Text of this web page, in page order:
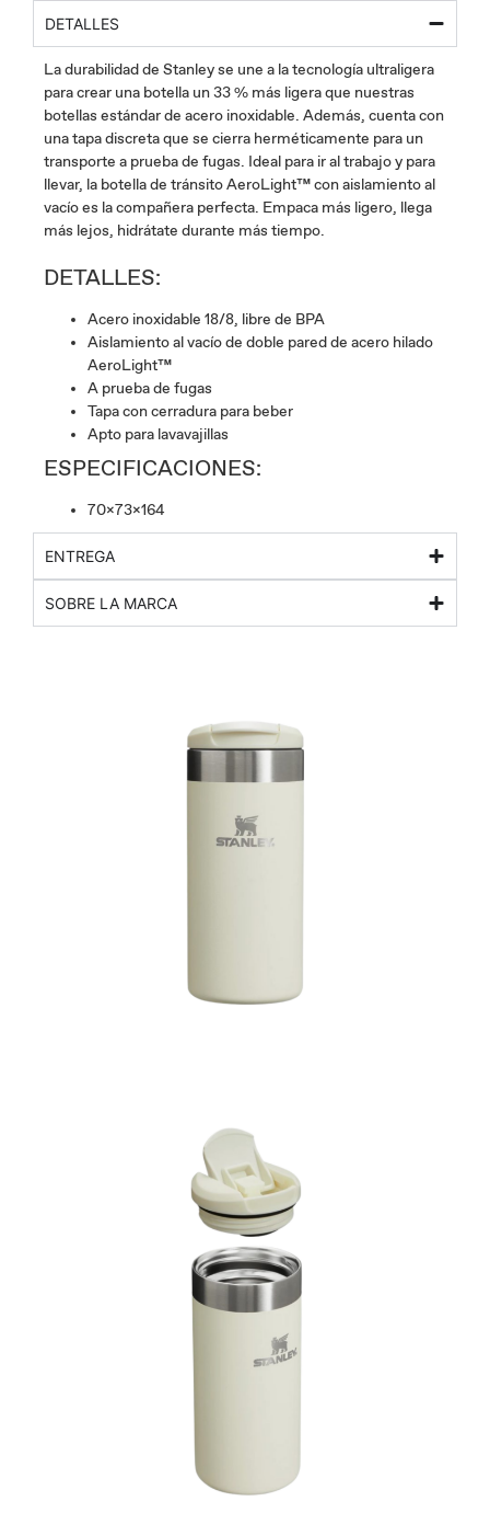
DETALLES
La durabilidad de Stanley se une a la tecnología ultraligera
para crear una botella un 33 % más ligera que nuestras
botellas estándar de acero inoxidable. Además, cuenta con
una tapa discreta que se cierra herméticamente para un
transporte a prueba de fugas. Ideal para ir al trabajo y para
llevar, la botella de tránsito AeroLight™ con aislamiento al
vacío es la compañera perfecta. Empaca más ligero, llega
más lejos, hidrátate durante más tiempo.
DETALLES:
Acero inoxidable 18/8, libre de BPA
Aislamiento al vacío de doble pared de acero hilado
AeroLight™
A prueba de fugas
Tapa con cerradura para beber
Apto para lavavajillas
ESPECIFICACIONES:
70x73x164
ENTREGA
SOBRE LA MARCA